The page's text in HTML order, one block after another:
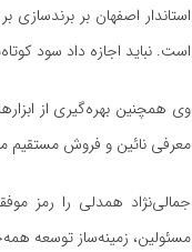
استاندار اصفهان بر
است. نباید اجازه داد سود
وی همچنین بهره‌گیری از
معرفی نائین و فروش مستقیم
جمالی‌نژاد همدلی را رمز
مسئولین، زمینه‌ساز توسعه